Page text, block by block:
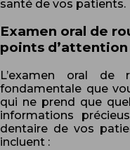
santé de vos patients.
Examen oral de
points d’attention
L’examen oral de
fondamentale que
qui ne prend que
informations
dentaire de vos
incluent :